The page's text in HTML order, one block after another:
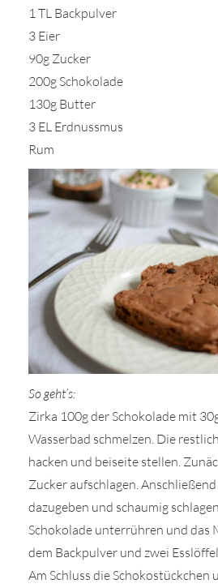
1 TL Backpulver
3 Eier
90g Zucker
200g Schokolade
130g Butter
3 EL Erdnussmus
Rum
So geht’s:
Zirka 100g der Schokolade mit
Wasserbad schmelzen. Die
hacken und beiseite stellen.
Zucker aufschlagen.
dazugeben und schaumig
Schokolade unterrühren und das
dem Backpulver und zwei
Am Schluss die Schokostückchen